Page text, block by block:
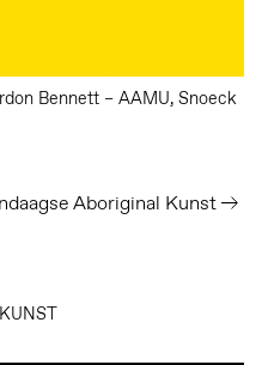
Bennett – AAMU, Snoeck
Aboriginal Kunst